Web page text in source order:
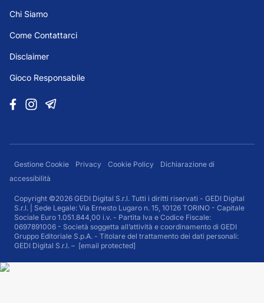
Chi Siamo
Come Contattarci
Disclaimer
Gioco Responsabile
Gestione Cookie Privacy Cookie Policy
Dichiarazione di
accessibilità
Copyright ©2026 GEDI Digital S.r.l. Tutti i diritti riservati - GEDI Digital
S.r.l. | Sede Legale: Via Ernesto Lugaro n. 15, 10126 TORINO - Capitale
Sociale Euro 1.051.844,00 i.v. - Partita Iva e Codice Fiscale:
0697891006 - Società soggetta all’attività e coordinamento di GEDI
Gruppo Editoriale S.p.A. - Titolare del trattamento dei dati personali:
GEDI Digital S.r.l. – [email protected]